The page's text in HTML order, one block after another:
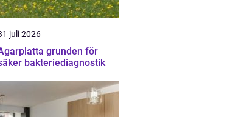
juli 2026
grunden för
bakteriediagnostik